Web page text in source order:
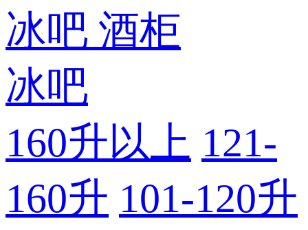
冰吧 酒柜
冰吧
160升以上 121-
160升 101-120升